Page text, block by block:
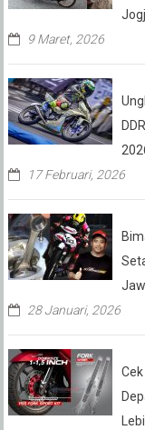
9 Maret, 2026
17 Februari, 2026
28 Januari, 2026